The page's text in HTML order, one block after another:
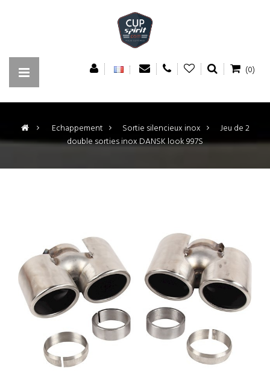
(0)
> Echappement > Sortie silencieux inox >
Jeu de 2
double sorties inox DANSK look 997S